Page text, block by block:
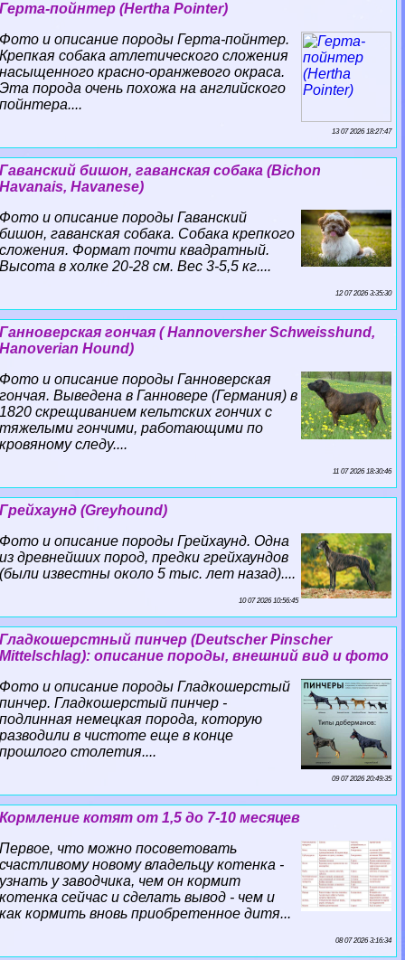
Герта-пойнтер (Hertha Pointer)
Фото и описание породы Герта-пойнтер.
Крепкая собака атлетического сложения
насыщенного красно-оранжевого окраса.
Эта порода очень похожа на английского
пойнтера....
13 07 2026 18:27:47
Гаванский бишон, гаванская собака (Bichon
Havanais, Havanese)
Фото и описание породы Гаванский
бишон, гаванская собака. Собака крепкого
сложения. Формат почти квадратный.
Высота в холке 20-28 см. Вес 3-5,5 кг....
12 07 2026 3:35:30
Ганноверская гончая ( Hannoversher Schweisshund,
Hanoverian Hound)
Фото и описание породы Ганноверская
гончая. Выведена в Ганновере (Германия) в
1820 скрещиванием кельтских гончих с
тяжелыми гончими, работающими по
кровяному следу....
11 07 2026 18:30:46
Грейхаунд (Greyhound)
Фото и описание породы Грейхаунд. Одна
из древнейших пород, предки грейхаундов
(были известны около 5 тыс. лет назад)....
10 07 2026 10:56:45
Гладкошерстный пинчер (Deutscher Pinscher
Mittelschlag): описание породы, внешний вид и фото
Фото и описание породы Гладкошерстый
пинчер. Гладкошерстый пинчер -
подлинная немецкая порода, которую
разводили в чистоте еще в конце
прошлого столетия....
09 07 2026 20:49:35
Кормление котят от 1,5 до 7-10 месяцев
Первое, что можно посоветовать
счастливому новому владельцу котенка -
узнать у заводчика, чем он кормит
котенка сейчас и сделать вывод - чем и
как кормить вновь приобретенное дитя...
08 07 2026 3:16:34